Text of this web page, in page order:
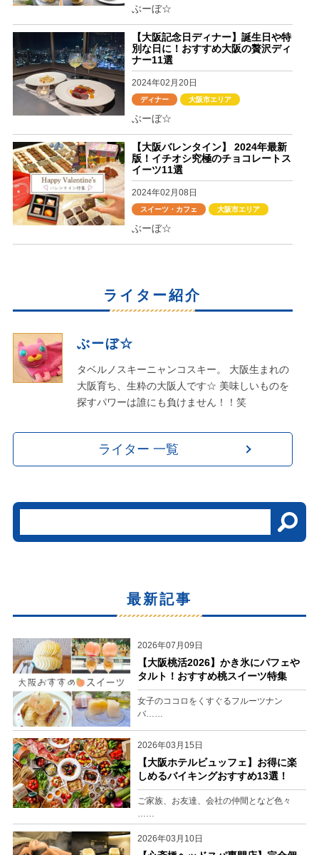
ぶーぼ☆
【大阪記念日ディナー】誕生日や特
別な日に！おすすめ大阪の贅沢ディ
ナー11選
2024年02月20日
ディナー 大阪市エリア
ぶーぼ☆
【大阪バレンタイン】 2024年最新
版！イチオシ究極のチョコレートス
イーツ11選
2024年02月08日
スイーツ・カフェ 大阪市エリア
ぶーぼ☆
ライター紹介
ぶーぼ☆
タベルノスキーニャンコスキー。 大阪生まれの
大阪育ち、生粋の大阪人です☆ 美味しいものを
探すパワーは誰にも負けません！！笑
ライター 一覧
最新記事
2026年07月09日
【大阪桃活2026】かき氷にパフェや
タルト！おすすめ桃スイーツ特集
女子のココロをくすぐるフルーツナン
バ……
2026年03月15日
【大阪ホテルビュッフェ】お得に楽
しめるバイキングおすすめ13選！
ご家族、お友達、会社の仲間となど色々
……
2026年03月10日